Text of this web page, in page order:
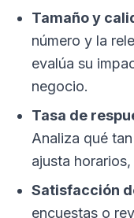
Tamaño y
número y la
evalúa su
negocio.
Tasa de
Analiza qué
ajusta
Satisfacción
encuestas o